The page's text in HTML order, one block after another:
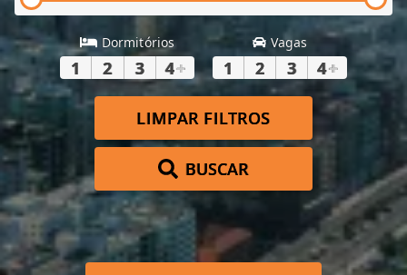
Dormitórios
1 2 3 4+
Vagas
1 2 3 4+
LIMPAR FILTROS
BUSCAR